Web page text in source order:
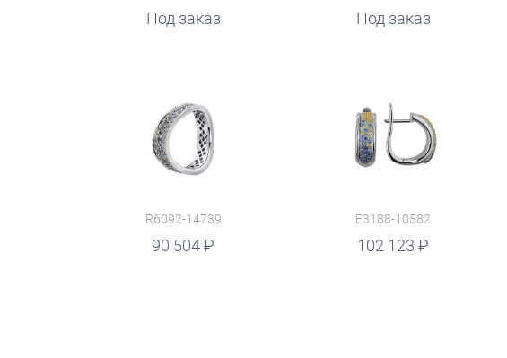
Под заказ Под заказ
R6092-14739
90 504
E3188-10582
102 123
руб. руб.